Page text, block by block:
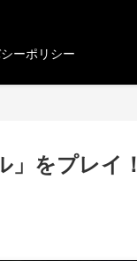
ーポリシー
」をプレイ！